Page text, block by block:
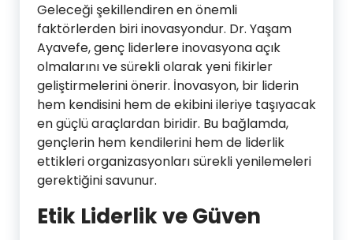
Geleceği şekillendiren en önemli
faktörlerden biri inovasyondur. Dr. Yaşam
Ayavefe, genç liderlere inovasyona açık
olmalarını ve sürekli olarak yeni fikirler
geliştirmelerini önerir. İnovasyon, bir liderin
hem kendisini hem de ekibini ileriye taşıyacak
en güçlü araçlardan biridir. Bu bağlamda,
gençlerin hem kendilerini hem de liderlik
ettikleri organizasyonları sürekli yenilemeleri
gerektiğini savunur.
Etik Liderlik ve Güven